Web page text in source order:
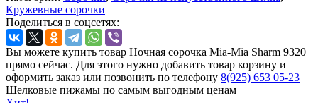
Кружевные сорочки
Поделиться в соцсетях:
Вы можете купить товар Ночная сорочка Mia-Mia Sharm 9320
прямо сейчас. Для этого нужно добавить товар корзину и
оформить заказ или позвонить по телефону 8(925) 653 05-23
Шелковые пижамы по самым выгодным ценам